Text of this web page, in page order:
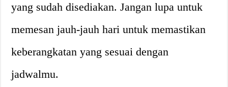
yang sudah disediakan. Jangan lupa untuk
memesan jauh-jauh hari untuk memastikan
keberangkatan yang sesuai dengan
jadwalmu.